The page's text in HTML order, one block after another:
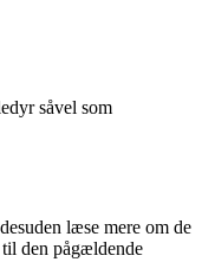
såvel som
læse mere om de
den pågældende